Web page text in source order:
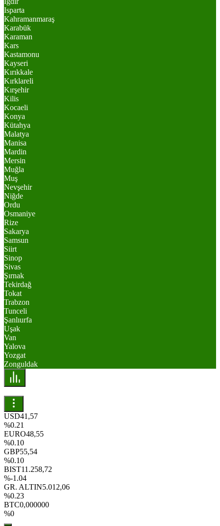
Isparta
Kahramanmaraş
Karabük
Karaman
Kars
Kastamonu
Kayseri
Kırıkkale
Kırklareli
Kırşehir
Kilis
Kocaeli
Konya
Kütahya
Malatya
Manisa
Mardin
Mersin
Muğla
Muş
Nevşehir
Niğde
Ordu
Osmaniye
Rize
Sakarya
Samsun
Siirt
Sinop
Sivas
Şırnak
Tekirdağ
Tokat
Trabzon
Tunceli
Şanlıurfa
Uşak
Van
Yalova
Yozgat
Zonguldak
USD41,57
%0.21
EURO48,55
%0.10
GBP55,54
%0.10
BIST11.258,72
%-1.04
GR. ALTIN5.012,06
%0.23
BTC0,000000
%0